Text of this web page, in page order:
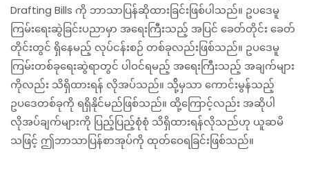
Drafting Bills ကို ဘာသာပြန်ဆိုထားခြင်းဖြစ်ပါသည်။ ဥပဒေမူ
ကြမ်းရေးဆွဲခြင်းပညာမှာ အရေးကြီးသည့် အပြင် ခေတ်တိုင်း ခေတ်
တိုင်းတွင် ရှိနေမည့် လုပ်ငန်းစဉ် တစ်ခုလည်းဖြစ်သည်။ ဥပဒေမူ
ကြမ်းတစ်ခုရေးဆွဲရာတွင် ပါဝင်ရမည့် အရေးကြီးသည့် အချက်များ
ကိုလည်း သိရှိထားရန် လိုအပ်သည်။ သို့်မှသာ ကောင်းမွန်သည့်
ဥပဒေတစ်ခုကို ရရှိနိုင်မည်ဖြစ်သည်။ ထို့ကြောင့်လည်း အဆိုပါ
လိုအပ်ချက်များကို ပြည့်ပြည့်စုံစုံ သိရှိထားရန်လိုသည်ဟု ယူဆမိ
သဖြင့် ဤဘာသာပြန်စာအုပ်ကို ထုတ်ဝေရခြင်းဖြစ်သည်။